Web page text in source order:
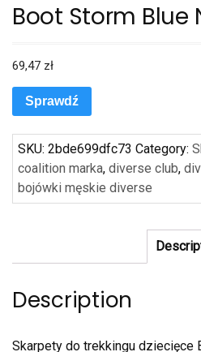
Boot Storm Blue
69,47 zł
Sprawdź
SKU: 2bde699dfc73 Category:
coalition marka, diverse club,
bojówki męskie diverse
Description
Skarpety do trekkingu dziecięce